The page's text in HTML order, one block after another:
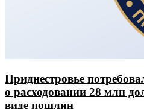
Приднестровье
о расходовании 28 млн
виде пошлин